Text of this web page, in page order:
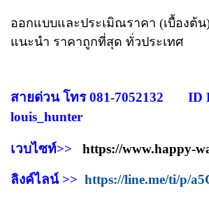
ออกแบบและประเมิณราคา (เบื้องต้
แนะนำ ราคาถูกที่สุด ทั่วประเทศ
สายด่วน โทร 081-7052132 ID
louis_hunter
เวบไซท์>> https://www.happy-
ลิงค์ไลน์ >> https://line.me/ti/p/